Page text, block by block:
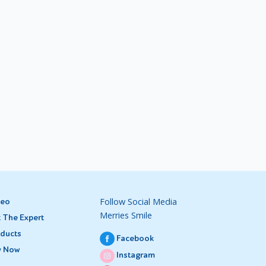
The Expert
Now
Follow Social Media
Merries Smile
Facebook
Instagram